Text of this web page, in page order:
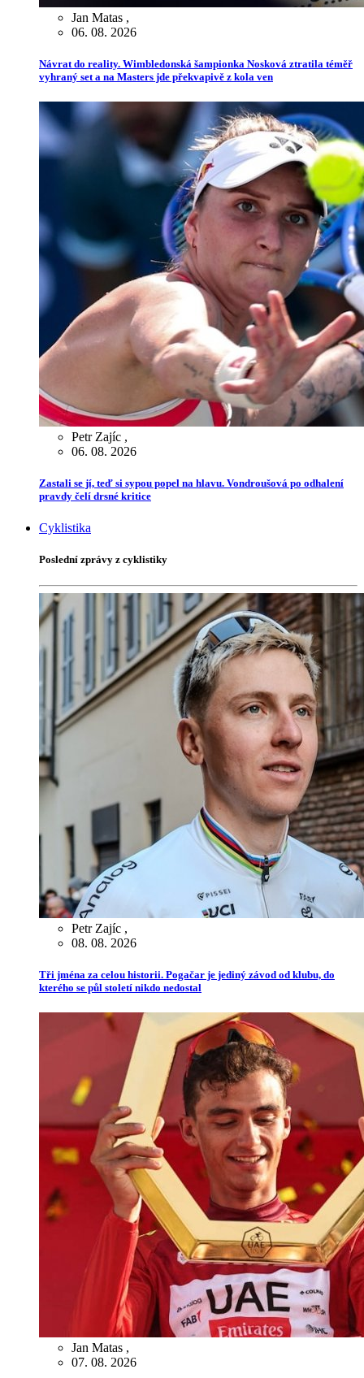
Jan Matas ,
06. 08. 2026
Návrat do reality. Wimbledonská šampionka Nosková ztratila téměř
vyhraný set a na Masters jde překvapivě z kola ven
Petr Zajíc ,
06. 08. 2026
Zastali se jí, teď si sypou popel na hlavu. Vondroušová po odhalení
pravdy čelí drsné kritice
Cyklistika
Poslední zprávy z cyklistiky
Petr Zajíc ,
08. 08. 2026
Tři jména za celou historii. Pogačar je jediný závod od klubu, do
kterého se půl století nikdo nedostal
Jan Matas ,
07. 08. 2026